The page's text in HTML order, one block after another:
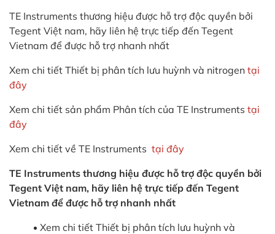
TE Instruments thương hiệu được hỗ trợ độc quyền bởi
Tegent Việt nam, hãy liên hệ trực tiếp đến Tegent
Vietnam để được hỗ trợ nhanh nhất
Xem chi tiết Thiết bị phân tích lưu huỳnh và nitrogen tại
đây
Xem chi tiết sản phẩm Phân tích của TE Instruments tại
đây
Xem chi tiết về TE Instruments tại đây
TE Instruments thương hiệu được hỗ trợ độc quyền bởi
Tegent Việt nam, hãy liên hệ trực tiếp đến Tegent
Vietnam để được hỗ trợ nhanh nhất
Xem chi tiết Thiết bị phân tích lưu huỳnh và